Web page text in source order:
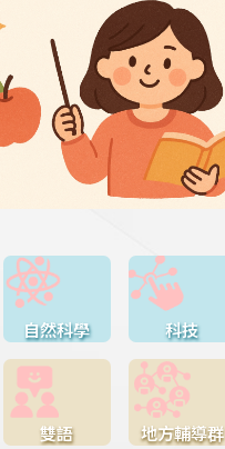
自然科學 科技
雙語 地方輔導群